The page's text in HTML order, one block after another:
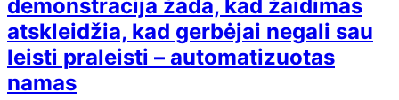
demonstracija žada, kad žaidimas
atskleidžia, kad gerbėjai negali sau
leisti praleisti – automatizuotas
namas